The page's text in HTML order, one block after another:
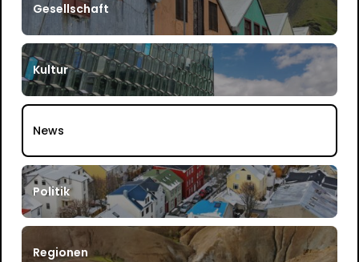
Gesellschaft
Kultur
News
Politik
Regionen